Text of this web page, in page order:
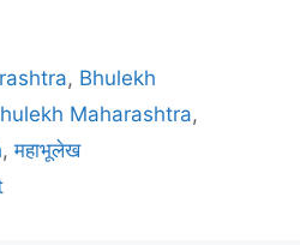
, Bhulekh
Maharashtra,
,महाभूलेख